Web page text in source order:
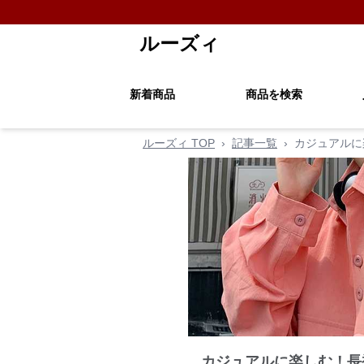
ルーズィ
新着商品 商品を検索
ルーズィ TOP › 記事一覧 › カジュアル